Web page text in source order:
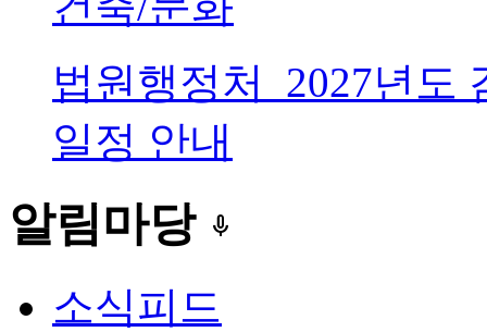
법원행정처_2027년도
일정 안내
알림마당 keyboard_voice
소식피드